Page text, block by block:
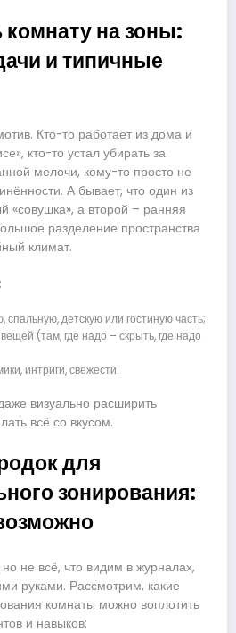
на зоны:
и типичные
Кто-то работает из дома и
кто-то устал убирать за
мелочи, кому-то просто не
А бывает, что один из
«совушка», а второй – ранняя
разделение пространства
климат.
спальную, детскую или гостиную часть;
(там, где надо – скрыть, где надо
интриги, свежести.
визуально расширить
всё со вкусом.
для
зонирования:
не всё, что видим в журналах,
руками. Рассмотрим, какие
комнаты можно воплотить
и навыков: